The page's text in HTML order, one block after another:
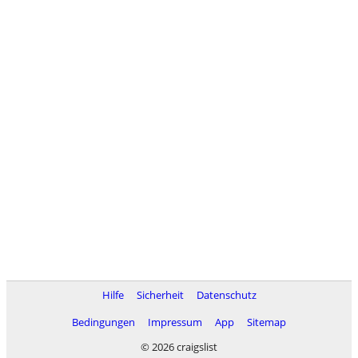
Hilfe Sicherheit
Datenschutz
Bedingungen
Impressum App
Sitemap
© 2026 craigslist